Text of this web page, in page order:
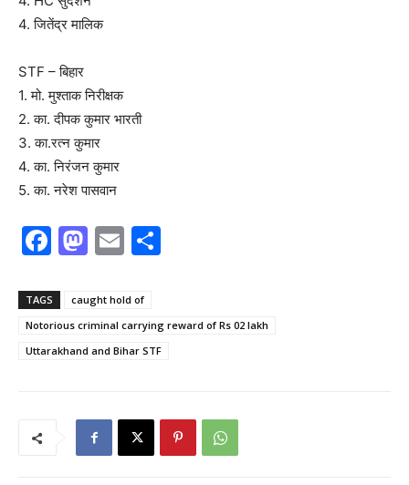
4. जितेंद्र मालिक
STF – बिहार
1. मो. मुश्ताक निरीक्षक
2. का. दीपक कुमार भारती
3. का.रत्न कुमार
4. का. निरंजन कुमार
5. का. नरेश पासवान
F
c
e
b
M
st
o
d
n
E
ai
l
e
TAGS
caught hold of
Notorious criminal carrying reward of Rs 02 lakh
Uttarakhand and Bihar STF